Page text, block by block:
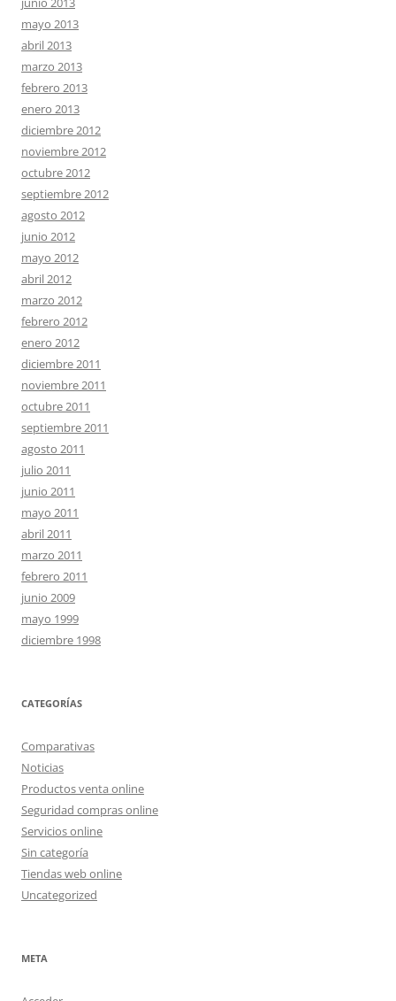
mayo 2013
abril 2013
marzo 2013
febrero 2013
enero 2013
diciembre 2012
noviembre 2012
octubre 2012
septiembre 2012
agosto 2012
junio 2012
mayo 2012
abril 2012
marzo 2012
febrero 2012
enero 2012
diciembre 2011
noviembre 2011
octubre 2011
septiembre 2011
agosto 2011
julio 2011
junio 2011
mayo 2011
abril 2011
marzo 2011
febrero 2011
junio 2009
mayo 1999
diciembre 1998
CATEGORÍAS
Comparativas
Noticias
Productos venta online
Seguridad compras online
Servicios online
Sin categoría
Tiendas web online
Uncategorized
META